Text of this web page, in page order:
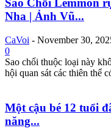
Sao Chổi Lemmon
Nha | Ảnh Vũ...
CaVoi - November 30,
0
Sao chổi thuộc loại này
hội quan sát các thiên thể
Một cậu bé 12 tuổi
năng...